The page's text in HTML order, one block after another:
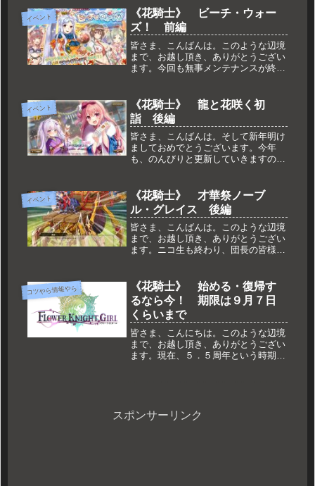
るだけですが、他の所で更新が入って
ます。その辺りをダラっとご紹介で
す。...
イベント
《花騎士》 ビーチ・ウォー
ズ！ 前編
皆さま、こんばんは。このような辺境
まで、お越し頂き、ありがとうござい
ます。今回も無事メンテナンスが終了
紹介していきたいと思います。ビー
チ・ウォーズ！ 前編n
イベント
《花騎士》 龍と花咲く初
詣 後編
皆さま、こんばんは。そして新年明け
ましておめでとうございます。今年
も、のんびりと更新していきますの
後半がスタートしております。イベン
ト自体は相変わらず報酬が増えるだけ
ですが...
イベント
《花騎士》 才華祭ノーブ
ル・グレイス 後編
皆さま、こんばんは。このような辺境
まで、お越し頂き、ありがとうござい
ます。ニコ生も終わり、団長の皆様の
あたりも含め、ざっくりご紹介してい
きたいと思います。才華祭ノーブル・
グ...
コツやら情報やら
《花騎士》 始める・復帰す
るなら今！ 期限は９月７日
くらいまで
皆さま、こんにちは。このような辺境
まで、お越し頂き、ありがとうござい
ます。現在、５．５周年という時期を
興...
スポンサーリンク